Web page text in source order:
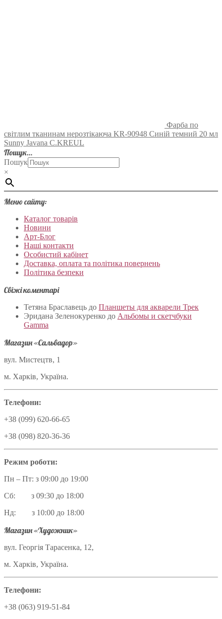
Фарба по
світлим тканинам нерозтікаюча KR-90948 Синій темний 20 мл
Sunny Javana C.KREUL
Пошук…
Пошук
×
Меню сайту:
Каталог товарів
Новини
Арт-Блог
Наші контакти
Особистий кабінет
Доставка, оплата та політика повернень
Політика безпеки
Свіжі коментарі
Тетяна Браславець до Планшеты для акварели Трек
Эридана Зеленокуренко до Альбомы и скетчбуки
Gamma
Магазин «Сальвадор»
вул. Мистецтв, 1
м. Харків, Україна.
Телефони:
+38 (099) 620-66-65
+38 (098) 820-36-36
Режим роботи:
Пн – Пт: з 09:00 до 19:00
Сб: з 09:30 до 18:00
Нд: з 10:00 до 18:00
Магазин «Художник»
вул. Георгія Тарасенка, 12,
м. Харків, Україна.
Телефони:
+38 (063) 919-51-84